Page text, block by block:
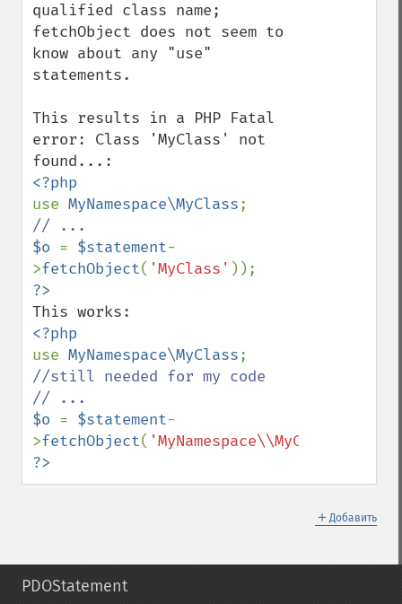
qualified class name;
fetchObject does not seem to
know about any "use"
statements.
This results in a PHP Fatal
error: Class 'MyClass' not
use MyNamespace\MyClass
$o = $statement-
>fetchObject( 'MyClass'
use MyNamespace\MyClass
//still needed for my code
$o = $statement-
>fetchObject( 'MyNamespace\\MyClass'
?>
＋ Добавить
PDOStatement